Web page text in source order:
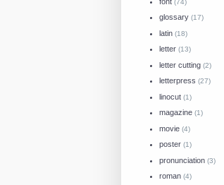
(74)
glossary (17)
latin (18)
letter (13)
letter cutting (2)
letterpress (27)
linocut (1)
magazine (1)
movie (4)
poster (1)
pronunciation (3)
roman (4)